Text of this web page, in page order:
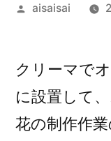
投
aisaisai
クリーマで
に設置して
花の制作作業